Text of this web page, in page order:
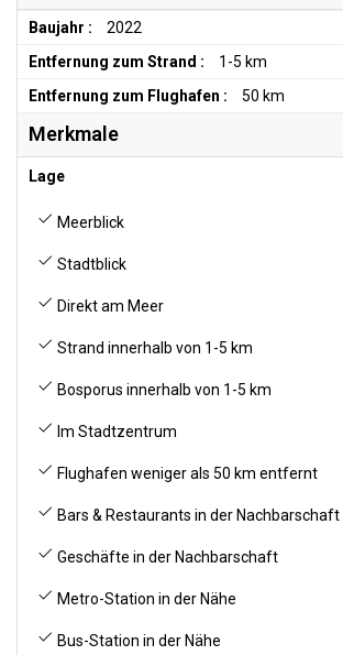
Baujahr :
2022
Entfernung zum Strand :
1-5 km
Entfernung zum Flughafen :
50 km
Merkmale
Lage
Meerblick
Stadtblick
Direkt am Meer
Strand innerhalb von 1-5 km
Bosporus innerhalb von 1-5 km
Im Stadtzentrum
Flughafen weniger als 50 km entfernt
Bars & Restaurants in der Nachbarschaft
Geschäfte in der Nachbarschaft
Metro-Station in der Nähe
Bus-Station in der Nähe